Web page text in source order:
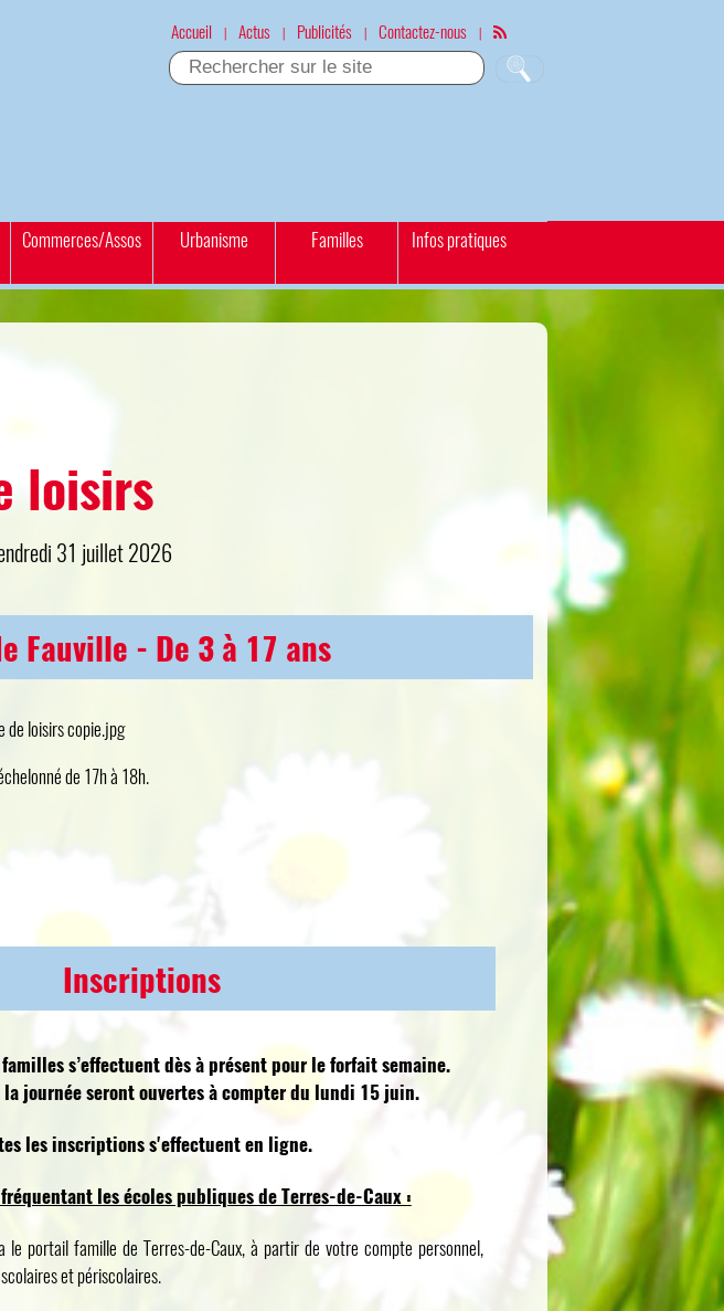
Accueil | Actus | Publicités | Contactez-nous |
Commerces/Assos Urbanisme Familles Infos pratiques
loisirs
31 juillet 2026
Fauville - De 3 à 17 ans
de 17h à 18h.
Inscriptions
s’effectuent dès à présent pour le forfait semaine.
journée seront ouvertes à compter du lundi 15 juin.
les inscriptions s'effectuent en ligne.
les écoles publiques de Terres-de-Caux :
le portail famille de Terres-de-Caux, à partir de votre compte personnel,
et périscolaires.